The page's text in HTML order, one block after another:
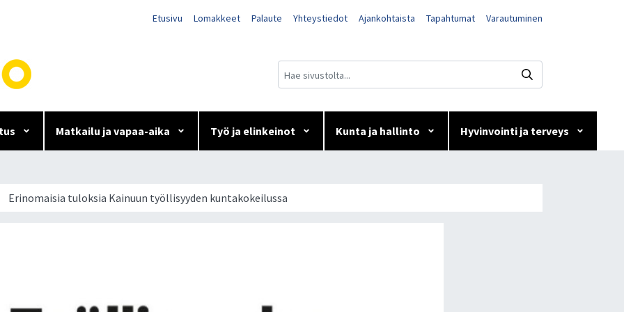
Etusivu Lomakkeet Palaute Yhteystiedot Ajankohtaista Tapahtumat Varautuminen
Matkailu ja vapaa-aika Työ ja elinkeinot Kunta ja hallinto Hyvinvointi ja terveys
työllisyyden kuntakokeilussa
Erinomaisia tuloksia Kainuun työllisyyden kuntakokeilussa